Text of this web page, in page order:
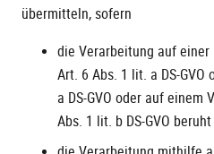
übermitteln, sofern
die Verarbeitung auf einer
Art. 6 Abs. 1 lit. a DS-GVO
a DS-GVO oder auf einem
Abs. 1 lit. b DS-GVO